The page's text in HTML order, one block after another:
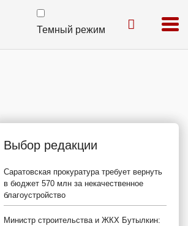
Темный режим
Выбор редакции
Саратовская прокуратура требует вернуть
в бюджет 570 млн за некачественное
благоустройство
Министр строительства и ЖКХ Бутылкин: